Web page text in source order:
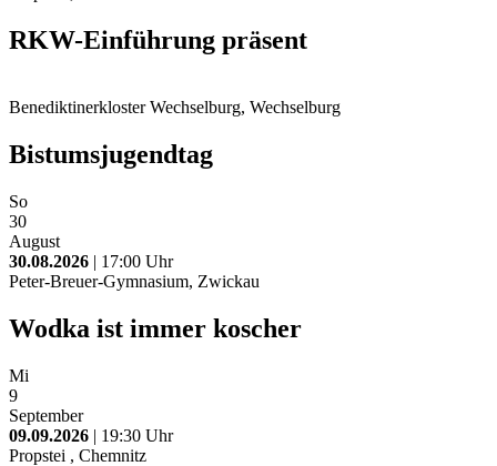
RKW-Einführung präsent
Benediktinerkloster Wechselburg, Wechselburg
Bistumsjugendtag
So
30
August
30.08.2026 | 17:00 Uhr
Peter-Breuer-Gymnasium, Zwickau
Wodka ist immer koscher
Mi
9
September
09.09.2026 | 19:30 Uhr
Propstei , Chemnitz